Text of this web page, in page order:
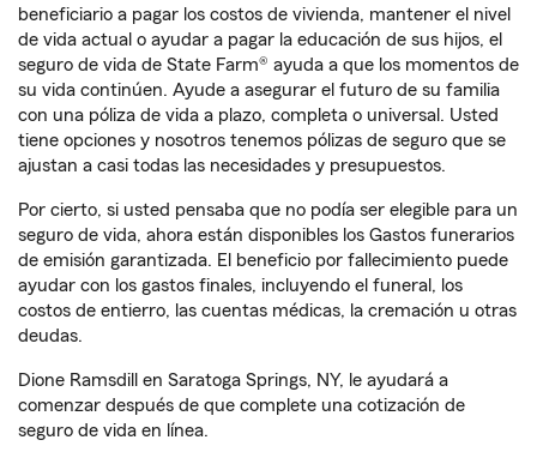
beneficiario a pagar los costos de vivienda, mantener el nivel
de vida actual o ayudar a pagar la educación de sus hijos, el
seguro de vida de State Farm® ayuda a que los momentos de
su vida continúen. Ayude a asegurar el futuro de su familia
con una póliza de vida a plazo, completa o universal. Usted
tiene opciones y nosotros tenemos pólizas de seguro que se
ajustan a casi todas las necesidades y presupuestos.
Por cierto, si usted pensaba que no podía ser elegible para un
seguro de vida, ahora están disponibles los Gastos funerarios
de emisión garantizada. El beneficio por fallecimiento puede
ayudar con los gastos finales, incluyendo el funeral, los
costos de entierro, las cuentas médicas, la cremación u otras
deudas.
Dione Ramsdill en Saratoga Springs, NY, le ayudará a
comenzar después de que complete una cotización de
seguro de vida en línea.